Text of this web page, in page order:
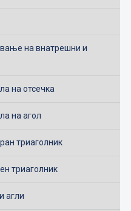
на внатрешни и
на отсечка
на агол
триаголник
триаголник
агли